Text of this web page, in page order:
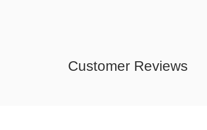
Customer Reviews